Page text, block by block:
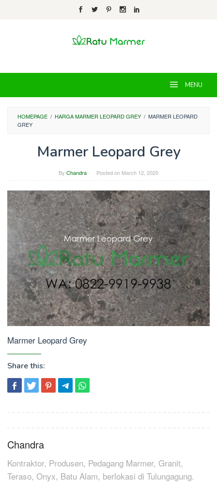
MENU
HOMEPAGE / HARGA MARMER LEOPARD GREY / MARMER LEOPARD
GREY
Marmer Leopard Grey
By Chandra Posted on March 12, 2020
Marmer Leopard Grey
Share this:
navigation
Chandra
Kontraktor, Produsen, Pedagang Marmer, Granit,
Teraso, Onyx, Batu Alam, berlokasi di Tulungagung.